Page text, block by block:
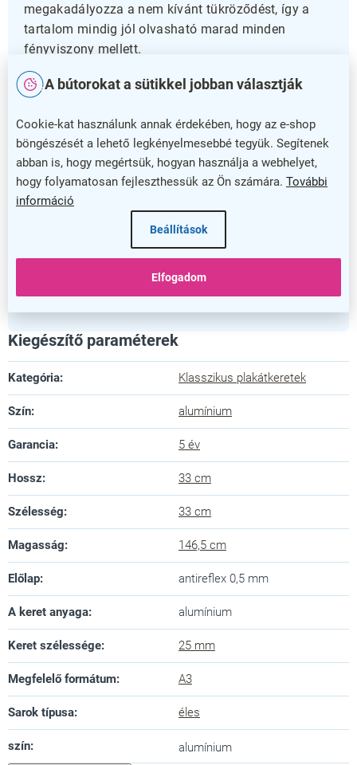
A bútorokat a sütikkel jobban választják
Cookie-kat használunk annak érdekében, hogy az e-shop
böngészését a lehető legkényelmesebbé tegyük. Segítenek
abban is, hogy megértsük, hogyan használja a webhelyet,
hogy folyamatosan fejleszthessük az Ön számára. További
információ
Beállítások
Elfogadom
megakadályozza a nem kívánt tükröződést, így a
tartalom mindig jól olvasható marad minden
fényviszony mellett.
Miért válassza ezt az oszlopot?
Az egyszerű, mégis masszív kivitelezés és az 5 év
garancia biztosíték arra, hogy megbízható terméket
kap, amely hosszú távon szolgálja az igényeit.
Használja ki ezt a praktikus és esztétikus oszlopot,
hogy kiemelje információit és reklámozza üzeneteit
profin és hatékonyan.
bemutatóterét vagy üzletét ezzel a kiváló minőségű
Kiegészítő paraméterek
Kategória: Klasszikus plakátkeretek
Szín: alumínium
Garancia: 5 év
Hossz: 33 cm
Szélesség: 33 cm
Magasság: 146,5 cm
Előlap: antireflex 0,5 mm
A keret anyaga: alumínium
Keret szélessége: 25 mm
Megfelelő formátum: A3
Sarok típusa: éles
szín: alumínium